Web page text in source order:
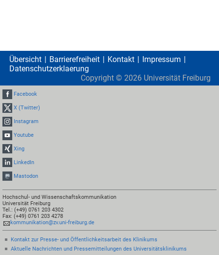
Übersicht Barrierefreiheit Kontakt
Impressum
Datenschutzerklaerung
Copyright © 2026 Universität Freiburg
Facebook
X (Twitter)
Instagram
Youtube
Xing
LinkedIn
Mastodon
Hochschul- und Wissenschaftskommunikation
Universität Freiburg
Tel.: (+49) 0761 203 4302
Fax: (+49) 0761 203 4278
kommunikation@zv.uni-freiburg.de
Kontakt zur Presse- und Öffentlichkeitsarbeit des Klinikums
Aktuelle Nachrichten und Pressemitteilungen des Universitätsklinikums